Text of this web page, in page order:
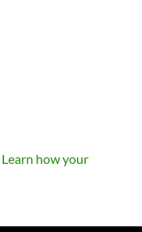
Learn how your